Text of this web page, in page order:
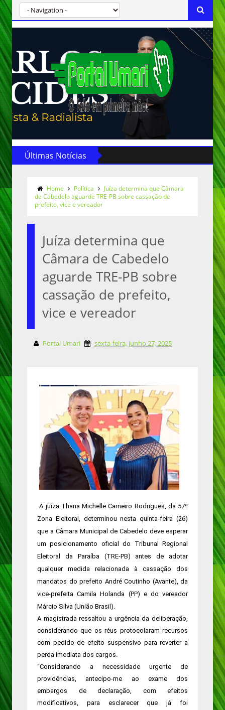
Últimas Notícias
Home Política
Juíza determina que Câmara
de Cabedelo aguarde TRE-PB sobre cassação de
prefeito, vice e vereador
Juíza determina que
Câmara de Cabedelo
aguarde TRE-PB sobre
cassação de prefeito,
vice e vereador
Portal Umari sexta-feira, junho 27, 2025
A juíza Thana Michelle Carneiro Rodrigues, da 57ª
Zona Eleitoral, determinou nesta quinta-feira (26)
que a Câmara Municipal de Cabedelo deve esperar
um posicionamento oficial do Tribunal Regional
Eleitoral da Paraíba (TRE-PB) antes de adotar
qualquer medida relacionada à cassação dos
mandatos do prefeito André Coutinho (Avante), da
vice-prefeita Camila Holanda (PP) e do vereador
Márcio Silva (União Brasil).
A magistrada ressaltou a urgência da deliberação,
considerando que os réus protocolaram recursos
com pedido de efeito suspensivo para reverter a
perda imediata dos cargos.
“Considerando a necessidade urgente de
providências, antecipo-me ao exame dos
embargos de declaração, com efeitos
modificativos, para esclarecer que já foi